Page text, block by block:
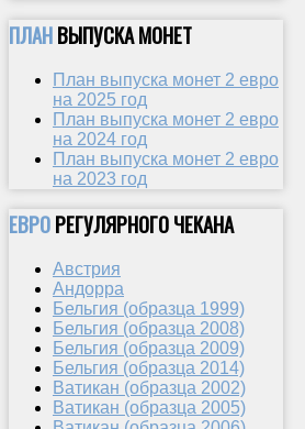
ПЛАНВЫПУСКА МОНЕТ
План выпуска монет 2 евро
на 2025 год
План выпуска монет 2 евро
на 2024 год
План выпуска монет 2 евро
на 2023 год
ЕВРОРЕГУЛЯРНОГО ЧЕКАНА
Австрия
Андорра
Бельгия (образца 1999)
Бельгия (образца 2008)
Бельгия (образца 2009)
Бельгия (образца 2014)
Ватикан (образца 2002)
Ватикан (образца 2005)